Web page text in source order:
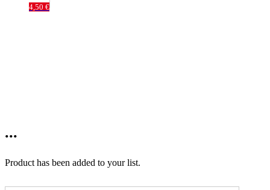
4,50 €
...
Product has been added to your list.